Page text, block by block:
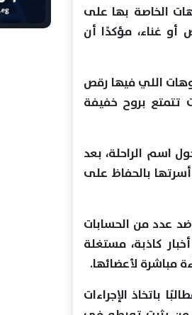
الخاصة بها على
غناء، مؤكدًا أن
اللي فيها رقص
تتمتع بروح خفيفة
اسم الراحلة، بعد
بالحفاظ على
عدد من الحسابات
كاذبة، مستغلة
مباشرة لأعضائها.
باتخاذ الإجراءات